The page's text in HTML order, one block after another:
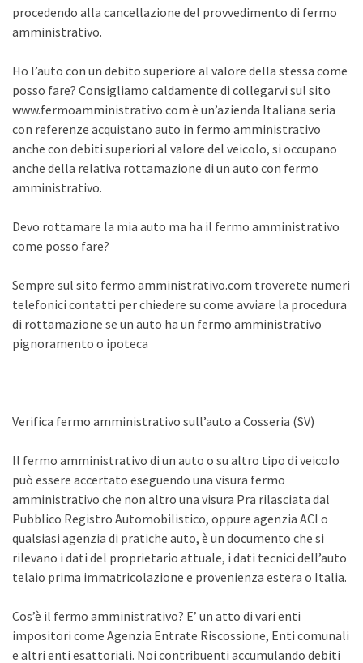
procedendo alla cancellazione del provvedimento di fermo
amministrativo.
Ho l’auto con un debito superiore al valore della stessa come
posso fare? Consigliamo caldamente di collegarvi sul sito
www.fermoamministrativo.com è un’azienda Italiana seria
con referenze acquistano auto in fermo amministrativo
anche con debiti superiori al valore del veicolo, si occupano
anche della relativa rottamazione di un auto con fermo
amministrativo.
Devo rottamare la mia auto ma ha il fermo amministrativo
come posso fare?
Sempre sul sito fermo amministrativo.com troverete numeri
telefonici contatti per chiedere su come avviare la procedura
di rottamazione se un auto ha un fermo amministrativo
pignoramento o ipoteca
Verifica fermo amministrativo sull’auto a Cosseria (SV)
Il fermo amministrativo di un auto o su altro tipo di veicolo
può essere accertato eseguendo una visura fermo
amministrativo che non altro una visura Pra rilasciata dal
Pubblico Registro Automobilistico, oppure agenzia ACI o
qualsiasi agenzia di pratiche auto, è un documento che si
rilevano i dati del proprietario attuale, i dati tecnici dell’auto
telaio prima immatricolazione e provenienza estera o Italia.
Cos’è il fermo amministrativo? E’ un atto di vari enti
impositori come Agenzia Entrate Riscossione, Enti comunali
e altri enti esattoriali. Noi contribuenti accumulando debiti